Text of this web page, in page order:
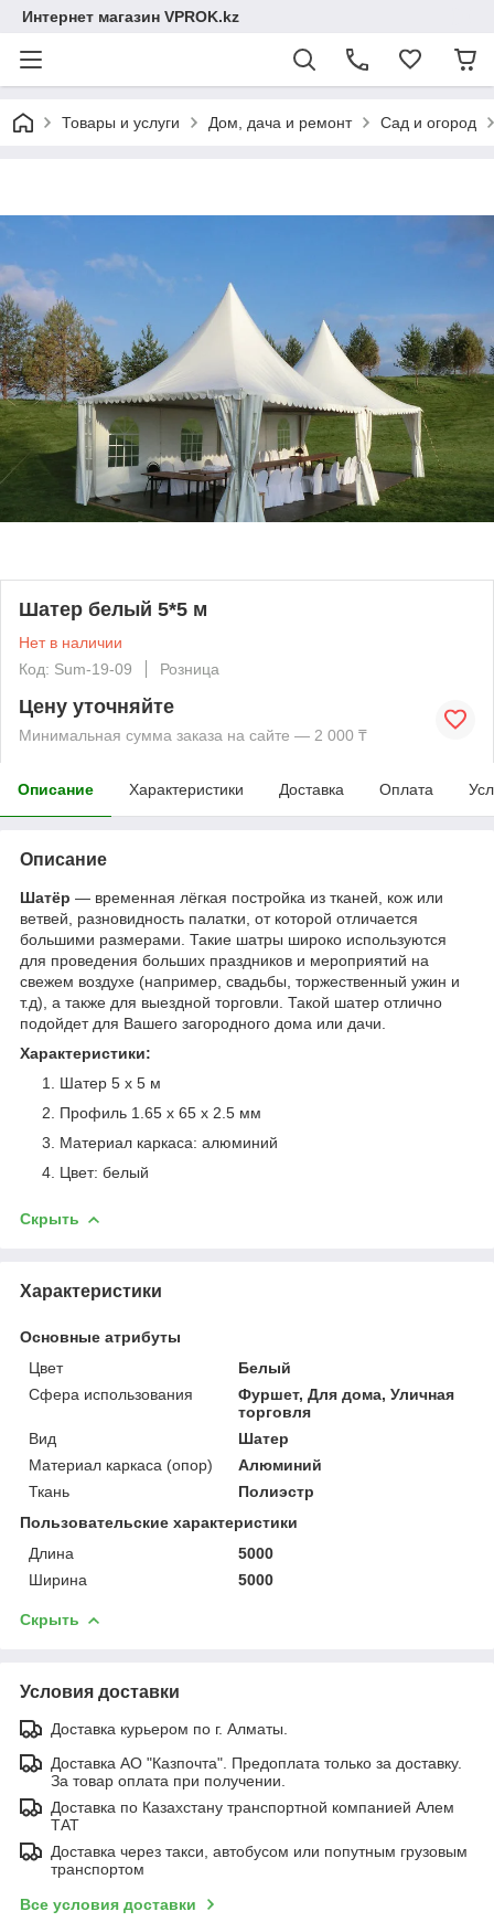
Интернет магазин VPROK.kz
Товары и услуги Дом, дача и ремонт Сад и огород
Шатер белый 5*5 м
Нет в наличии
Код: Sum-19-09
Розница
Цену уточняйте
Минимальная сумма заказа на сайте — 2 000 ₸
Описание Характеристики Доставка Оплата
Описание
Шатёр — временная лёгкая постройка из тканей, кож или
ветвей, разновидность палатки, от которой отличается
большими размерами. Такие шатры широко используются
для проведения больших праздников и мероприятий на
свежем воздухе (например, свадьбы, торжественный ужин и
т.д), а также для выездной торговли. Такой шатер отлично
подойдет для Вашего загородного дома или дачи.
Характеристики:
Шатер 5 х 5 м
Профиль 1.65 х 65 х 2.5 мм
Материал каркаса: алюминий
Цвет: белый
Скрыть
Характеристики
Основные атрибуты
Цвет
Белый
Сфера использования
Фуршет, Для дома, Уличная
торговля
Вид
Шатер
Материал каркаса (опор)
Алюминий
Ткань
Полиэстр
Пользовательские характеристики
Длина
5000
Ширина
5000
Скрыть
Условия доставки
Доставка курьером по г. Алматы.
Доставка АО "Казпочта". Предоплата только за доставку.
За товар оплата при получении.
Доставка по Казахстану транспортной компанией Алем
ТАТ
Доставка через такси, автобусом или попутным грузовым
транспортом
Все условия доставки